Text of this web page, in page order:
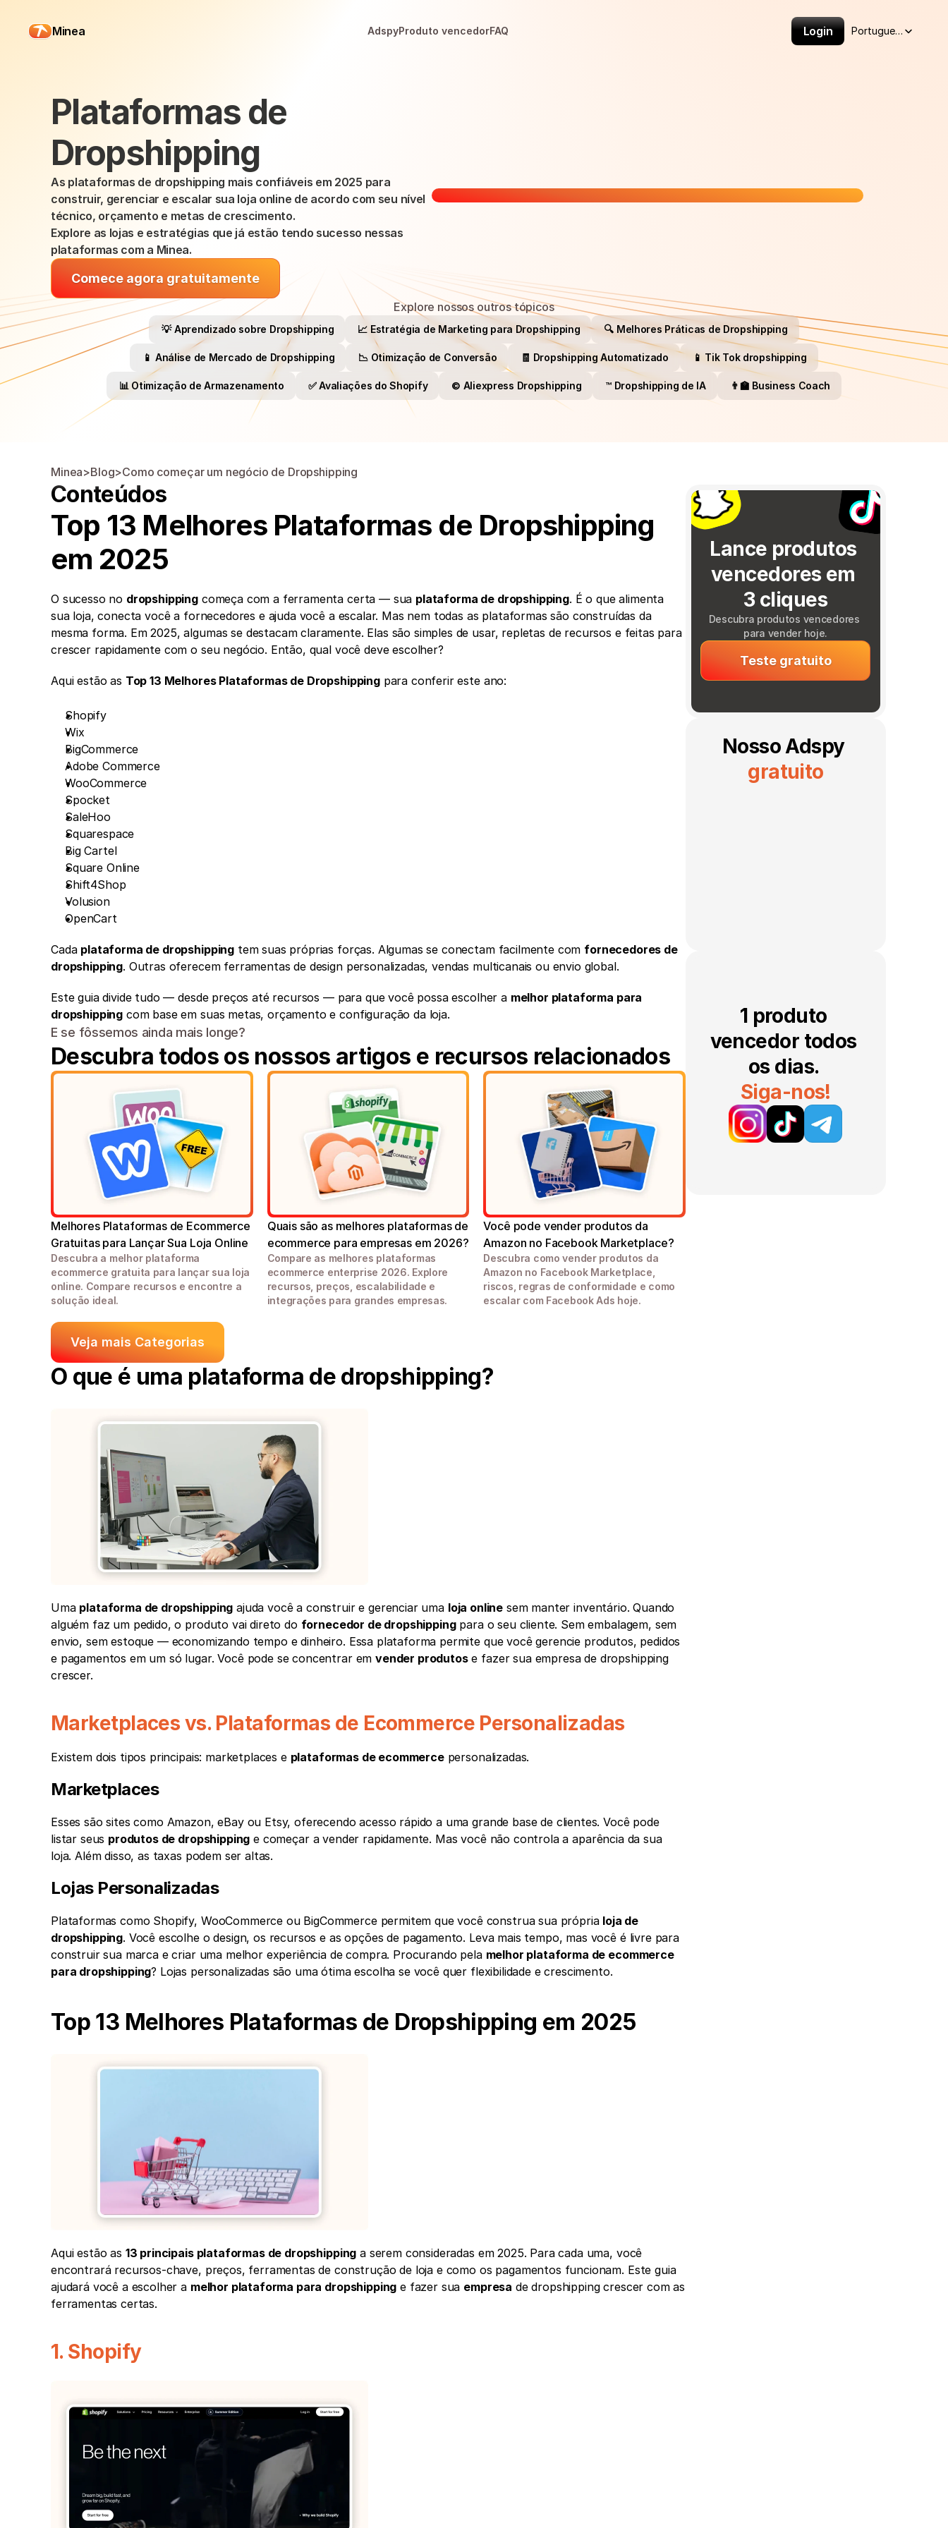
Minea AdspyProduto vencedorFAQ Login
Select Language
Portuguese (Brazil)
Plataformas de
Dropshipping
As plataformas de dropshipping mais confiáveis em 2025 para
construir, gerenciar e escalar sua loja online de acordo com seu nível
técnico, orçamento e metas de crescimento.
Explore as lojas e estratégias que já estão tendo sucesso nessas
plataformas com a Minea.
Comece agora gratuitamente
Explore nossos outros tópicos
💡 Aprendizado sobre Dropshipping 📈 Estratégia de Marketing para Dropshipping 🔍 Melhores Práticas de Dropshipping
📱 Análise de Mercado de Dropshipping 📉 Otimização de Conversão 🧾 Dropshipping Automatizado 📱 Tik Tok dropshipping
📊 Otimização de Armazenamento ✅ Avaliações do Shopify ©️ Aliexpress Dropshipping ™️ Dropshipping de IA 👨‍🏫 Business Coach
Minea>Blog>Como começar um negócio de Dropshipping
Conteúdos
Top 13 Melhores Plataformas de Dropshipping
em 2025
O sucesso no dropshipping começa com a ferramenta certa — sua plataforma de dropshipping. É o que alimenta
sua loja, conecta você a fornecedores e ajuda você a escalar. Mas nem todas as plataformas são construídas da
mesma forma. Em 2025, algumas se destacam claramente. Elas são simples de usar, repletas de recursos e feitas para
crescer rapidamente com o seu negócio. Então, qual você deve escolher?
Aqui estão as Top 13 Melhores Plataformas de Dropshipping para conferir este ano:
Shopify
Wix
BigCommerce
Adobe Commerce
WooCommerce
Spocket
SaleHoo
Squarespace
Big Cartel
Square Online
Shift4Shop
Volusion
OpenCart
Cada plataforma de dropshipping tem suas próprias forças. Algumas se conectam facilmente com fornecedores de
dropshipping. Outras oferecem ferramentas de design personalizadas, vendas multicanais ou envio global.
Este guia divide tudo — desde preços até recursos — para que você possa escolher a melhor plataforma para
dropshipping com base em suas metas, orçamento e configuração da loja.
E se fôssemos ainda mais longe?
Descubra todos os nossos artigos e recursos relacionados
Melhores Plataformas de Ecommerce
Gratuitas para Lançar Sua Loja Online
Descubra a melhor plataforma
ecommerce gratuita para lançar sua loja
online. Compare recursos e encontre a
solução ideal.
Quais são as melhores plataformas de
ecommerce para empresas em 2026?
Compare as melhores plataformas
ecommerce enterprise 2026. Explore
recursos, preços, escalabilidade e
integrações para grandes empresas.
Você pode vender produtos da
Amazon no Facebook Marketplace?
Descubra como vender produtos da
Amazon no Facebook Marketplace,
riscos, regras de conformidade e como
escalar com Facebook Ads hoje.
Veja mais Categorias
O que é uma plataforma de dropshipping?
Uma plataforma de dropshipping ajuda você a construir e gerenciar uma loja online sem manter inventário. Quando
alguém faz um pedido, o produto vai direto do fornecedor de dropshipping para o seu cliente. Sem embalagem, sem
envio, sem estoque — economizando tempo e dinheiro. Essa plataforma permite que você gerencie produtos, pedidos
e pagamentos em um só lugar. Você pode se concentrar em vender produtos e fazer sua empresa de dropshipping
crescer.
Marketplaces vs. Plataformas de Ecommerce Personalizadas
Existem dois tipos principais: marketplaces e plataformas de ecommerce personalizadas.
Marketplaces
Esses são sites como Amazon, eBay ou Etsy, oferecendo acesso rápido a uma grande base de clientes. Você pode
listar seus produtos de dropshipping e começar a vender rapidamente. Mas você não controla a aparência da sua
loja. Além disso, as taxas podem ser altas.
Lojas Personalizadas
Plataformas como Shopify, WooCommerce ou BigCommerce permitem que você construa sua própria loja de
dropshipping. Você escolhe o design, os recursos e as opções de pagamento. Leva mais tempo, mas você é livre para
construir sua marca e criar uma melhor experiência de compra. Procurando pela melhor plataforma de ecommerce
para dropshipping? Lojas personalizadas são uma ótima escolha se você quer flexibilidade e crescimento.
Top 13 Melhores Plataformas de Dropshipping em 2025
Aqui estão as 13 principais plataformas de dropshipping a serem consideradas em 2025. Para cada uma, você
encontrará recursos-chave, preços, ferramentas de construção de loja e como os pagamentos funcionam. Este guia
ajudará você a escolher a melhor plataforma para dropshipping e fazer sua empresa de dropshipping crescer com as
ferramentas certas.
1. Shopify
Lance produtos
vencedores em
3 cliques
Descubra produtos vencedores
para vender hoje.
Teste gratuito
Nosso Adspy
gratuito
1 produto
vencedor todos
os dias.
Siga-nos!